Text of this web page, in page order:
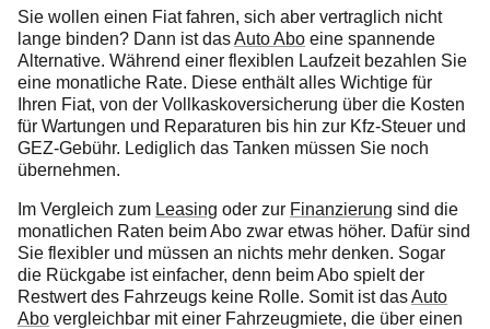
Sie wollen einen Fiat fahren, sich aber vertraglich nicht
lange binden? Dann ist dasAuto Abo eine spannende
Alternative. Während einer flexiblen Laufzeit bezahlen Sie
eine monatliche Rate. Diese enthält alles Wichtige für
Ihren Fiat, von der Vollkaskoversicherung über die Kosten
für Wartungen und Reparaturen bis hin zur Kfz-Steuer und
GEZ-Gebühr. Lediglich das Tanken müssen Sie noch
übernehmen.
Im Vergleich zum Leasing oder zur Finanzierung sind die
monatlichen Raten beim Abo zwar etwas höher. Dafür sind
Sie flexibler und müssen an nichts mehr denken. Sogar
die Rückgabe ist einfacher, denn beim Abo spielt der
Restwert des Fahrzeugs keine Rolle. Somit ist dasAuto
Abo vergleichbar mit einer Fahrzeugmiete, die über einen